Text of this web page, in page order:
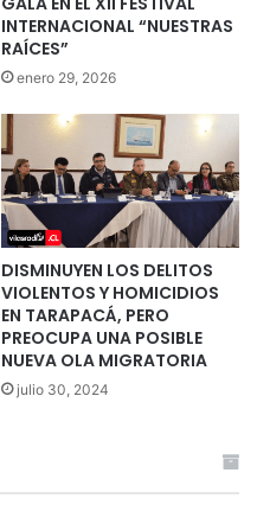
INTERNACIONAL “NUESTRAS
RAÍCES”
enero 29, 2026
DISMINUYEN LOS DELITOS
VIOLENTOS Y HOMICIDIOS
EN TARAPACÁ, PERO
PREOCUPA UNA POSIBLE
NUEVA OLA MIGRATORIA
julio 30, 2024